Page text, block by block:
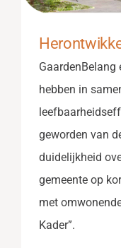
GaardenBelang
hebben in
geworden van
duidelijkheid
gemeente op
met
Kader”.